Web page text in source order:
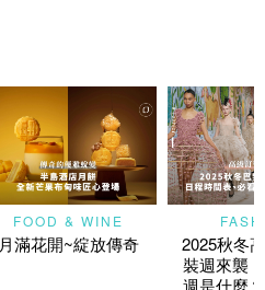
FOOD & WINE
月滿花開~綻放傳奇
2025秋冬
裝週來襲
週是什麼